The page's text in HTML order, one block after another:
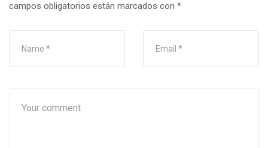
campos obligatorios están marcados con *